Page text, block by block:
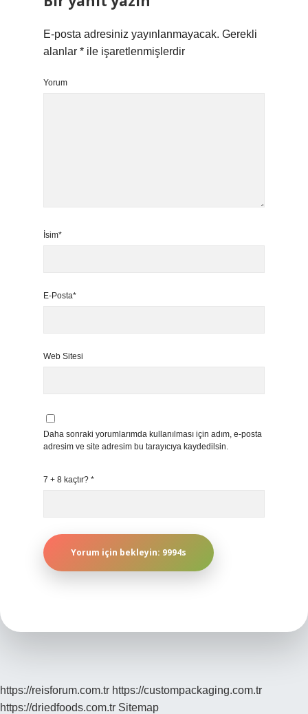
E-posta adresiniz yayınlanmayacak. Gerekli
alanlar * ile işaretlenmişlerdir
Yorum
İsim*
E-Posta*
Web Sitesi
Daha sonraki yorumlarımda kullanılması için adım, e-posta
adresim ve site adresim bu tarayıcıya kaydedilsin.
7 + 8 kaçtır? *
https://reisforum.com.tr https://custompackaging.com.tr
https://driedfoods.com.tr Sitemap